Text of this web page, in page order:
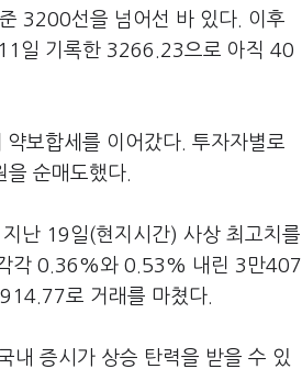
3200선을 넘어선 바 있다. 이후
일 기록한 3266.23으로 아직 40
보합세를 이어갔다. 투자자별로
순매도했다.
난 19일(현지시간) 사상 최고치를
각 0.36%와 0.53% 내린 3만407
로 거래를 마쳤다.
내 증시가 상승 탄력을 받을 수 있